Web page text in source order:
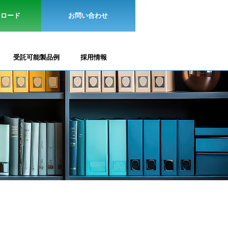
ード お問い合わせ
受託可能製品例 採用情報